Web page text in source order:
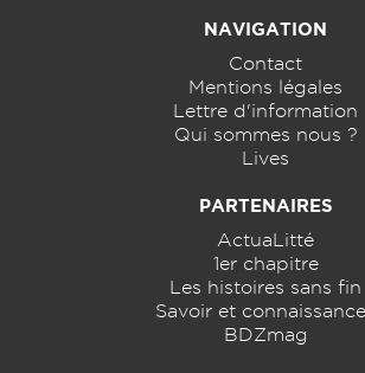
NAVIGATION
Contact
Mentions légales
Lettre d'information
Qui sommes nous ?
Lives
PARTENAIRES
ActuaLitté
1er chapitre
Les histoires sans fin
Savoir et
BDZmag